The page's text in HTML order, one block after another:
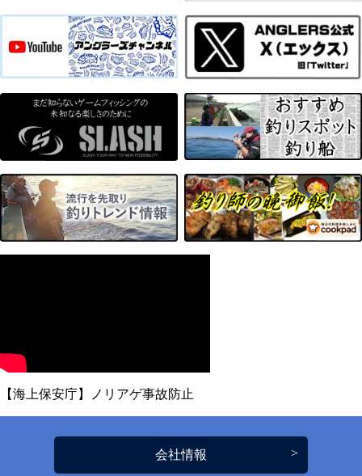
【海上保安庁】ノリアゲ事故防止
会社情報